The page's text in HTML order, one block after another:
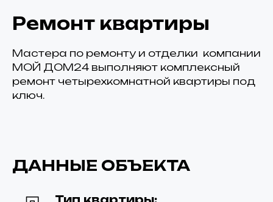
Ремонт квартиры
Мастера по ремонту и отделки компании
МОЙ ДОМ24 выполняют комплексный
ремонт четырехкомнатной квартиры под
ключ.
ДАННЫЕ ОБЪЕКТА